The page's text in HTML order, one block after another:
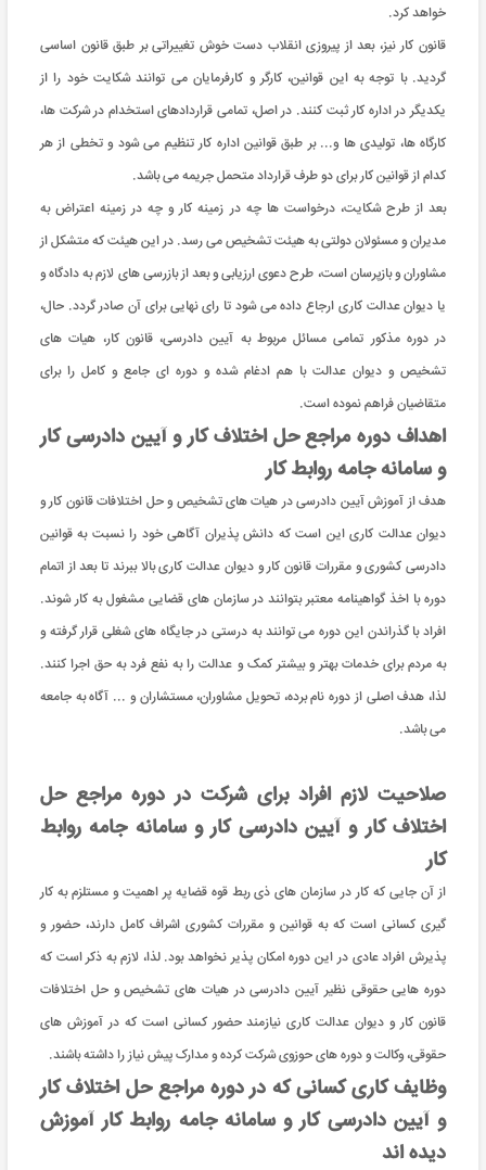
خواهد کرد.
قانون کار نیز، بعد از پیروزی انقلاب دست خوش تغییراتی بر طبق قانون اساسی
گردید. با توجه به این قوانین، کارگر و کارفرمایان می توانند شکایت خود را از
یکدیگر در اداره کار ثبت کنند. در اصل، تمامی قراردادهای استخدام در شرکت ها،
کارگاه ها، تولیدی ها و... بر طبق قوانین اداره کار تنظیم می شود و تخطی از هر
کدام از قوانین کار برای دو طرف قرارداد متحمل جریمه می باشد.
بعد از طرح شکایت، درخواست ها چه در زمینه کار و چه در زمینه اعتراض به
مدیران و مسئولان دولتی به هیئت تشخیص می رسد. در این هیئت که متشکل از
مشاوران و بازپرسان است، طرح دعوی ارزیابی و بعد از بازرسی های لازم به دادگاه و
یا دیوان عدالت کاری ارجاع داده می شود تا رای نهایی برای آن صادر گردد. حال،
در دوره مذکور تمامی مسائل مربوط به آیین دادرسی، قانون کار، هیات های
تشخیص و دیوان عدالت با هم ادغام شده و دوره ای جامع و کامل را برای
متقاضیان فراهم نموده است.
اهداف دوره مراجع حل اختلاف کار و آیین دادرسی کار
و سامانه جامه روابط کار
هدف از آموزش آیین دادرسی در هیات های تشخیص و حل اختلافات قانون کار و
دیوان عدالت کاری این است که دانش پذیران آگاهی خود را نسبت به قوانین
دادرسی کشوری و مقررات قانون کار و دیوان عدالت کاری بالا ببرند تا بعد از اتمام
دوره با اخذ گواهینامه معتبر بتوانند در سازمان های قضایی مشغول به کار شوند.
افراد با گذراندن این دوره می توانند به درستی در جایگاه های شغلی قرار گرفته و
به مردم برای خدمات بهتر و بیشتر کمک و عدالت را به نفع فرد به حق اجرا کنند.
لذا، هدف اصلی از دوره نام برده، تحویل مشاوران، مستشاران و ... آگاه به جامعه
می باشد.
صلاحیت لازم افراد برای شرکت در دوره مراجع حل
اختلاف کار و آیین دادرسی کار و سامانه جامه روابط
کار
از آن جایی که کار در سازمان های ذی ربط قوه قضایه پر اهمیت و مستلزم به کار
گیری کسانی است که به قوانین و مقررات کشوری اشراف کامل دارند، حضور و
پذیرش افراد عادی در این دوره امکان پذیر نخواهد بود. لذا، لازم به ذکر است که
دوره هایی حقوقی نظیر آیین دادرسی در هیات های تشخیص و حل اختلافات
قانون کار و دیوان عدالت کاری نیازمند حضور کسانی است که در آموزش های
حقوقی، وکالت و دوره های حوزوی شرکت کرده و مدارک پیش نیاز را داشته باشند.
وظایف کاری کسانی که در دوره مراجع حل اختلاف کار
و آیین دادرسی کار و سامانه جامه روابط کار آموزش
دیده اند